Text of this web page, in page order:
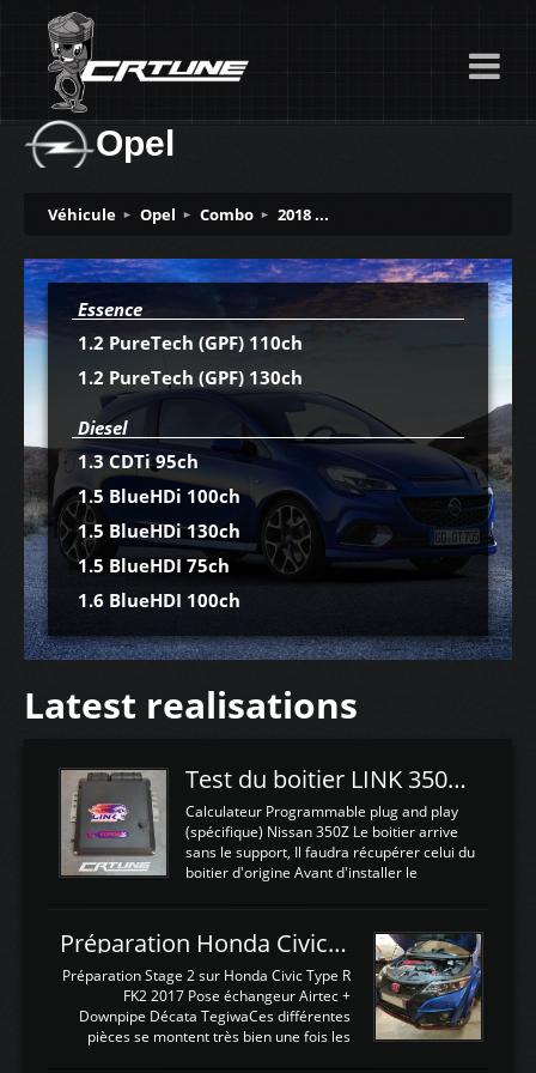
Opel
Véhicule Opel Combo 2018 ...
Essence
1.2 PureTech (GPF) 110ch
1.2 PureTech (GPF) 130ch
Diesel
1.3 CDTi 95ch
1.5 BlueHDi 100ch
1.5 BlueHDi 130ch
1.5 BlueHDI 75ch
1.6 BlueHDI 100ch
Latest realisations
Test du boitier LINK 350Z Plugin ECU
Calculateur Programmable plug and play
(spécifique) Nissan 350Z Le boitier arrive
sans le support, Il faudra récupérer celui du
boitier d'origine Avant d'installer le
d'envoyer l'information de la large bande
dans le boitier. sydney sweeney deepfake
La sortie 0-5V de l'afr sera connectée sur
l'entrée AN Volt 8 et GndAN pour
Analogique, et Volt car l'information est une
tension (Pas une résistance variable d'un
Préparation Honda Civic Type R FK2
Préparation Stage 2 sur Honda Civic Type R
FK2 2017 Pose échangeur Airtec +
Downpipe Décata TegiwaCes différentes
pièces se montent très bien une fois les